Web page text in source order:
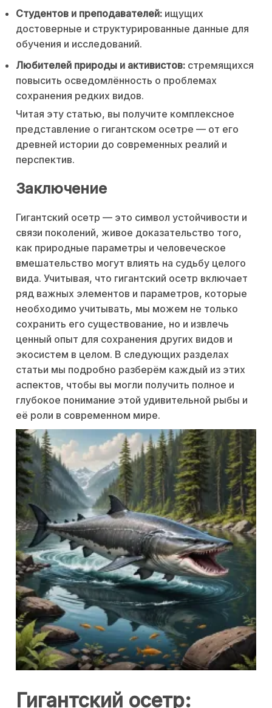
Студентов и преподавателей: ищущих
достоверные и структурированные данные для
обучения и исследований.
Любителей природы и активистов: стремящихся
повысить осведомлённость о проблемах
сохранения редких видов.
Читая эту статью, вы получите комплексное
представление о гигантском осетре — от его
древней истории до современных реалий и
перспектив.
Заключение
Гигантский осетр — это символ устойчивости и
связи поколений, живое доказательство того,
как природные параметры и человеческое
вмешательство могут влиять на судьбу целого
вида. Учитывая, что гигантский осетр включает
ряд важных элементов и параметров, которые
необходимо учитывать, мы можем не только
сохранить его существование, но и извлечь
ценный опыт для сохранения других видов и
экосистем в целом. В следующих разделах
статьи мы подробно разберём каждый из этих
аспектов, чтобы вы могли получить полное и
глубокое понимание этой удивительной рыбы и
её роли в современном мире.
Гигантский осетр: